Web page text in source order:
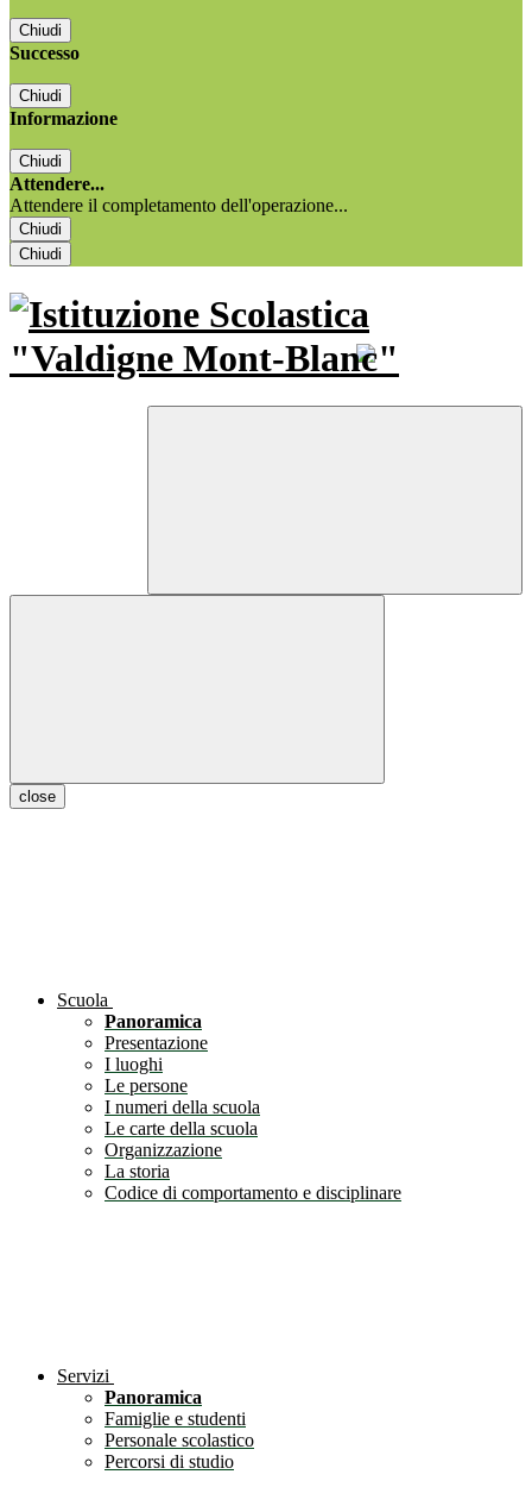
Chiudi
Successo
Chiudi
Informazione
Chiudi
Attendere...
Attendere il completamento dell'operazione...
Chiudi
Chiudi
close
Scuola
Panoramica
Presentazione
I luoghi
Le persone
I numeri della scuola
Le carte della scuola
Organizzazione
La storia
Codice di comportamento e disciplinare
Servizi
Panoramica
Famiglie e studenti
Personale scolastico
Percorsi di studio